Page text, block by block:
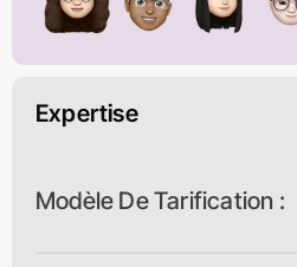
Expertise
Modèle De Tarification :